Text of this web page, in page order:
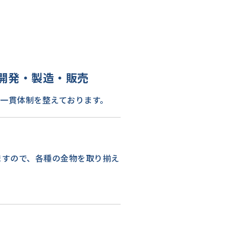
発・製造・販売
体制を整えております。
ので、各種の金物を取り揃え